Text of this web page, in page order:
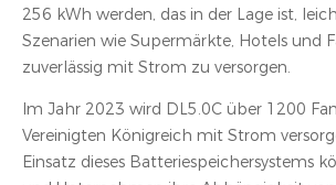
256 kWh werden, das in der Lage ist,
Szenarien wie Supermärkte, Hotels und
zuverlässig mit Strom zu versorgen.
Im Jahr 2023 wird DL5.0C über 1200
Vereinigten Königreich mit Strom
Einsatz dieses Batteriespeichersystems